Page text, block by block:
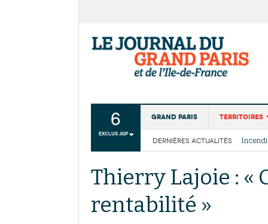
6
EXCLUS JGP
Grand Paris Territoires
Institutions
DERNIÈRES ACTUALITÉS
La
Thierry Lajoie : «
rentabilité »